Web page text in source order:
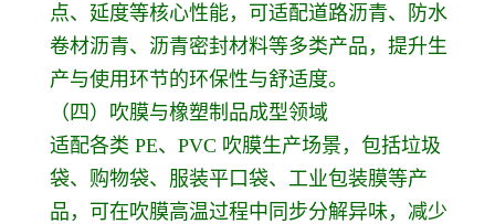
点、延度等核心性能，可适配道路沥青、防水
卷材沥青、沥青密封材料等多类产品，提升生
产与使用环节的环保性与舒适度。
（四）吹膜与橡塑制品成型领域
适配各类 PE、PVC 吹膜生产场景，包括垃圾
袋、购物袋、服装平口袋、工业包装膜等产
品，可在吹膜高温过程中同步分解异味，减少